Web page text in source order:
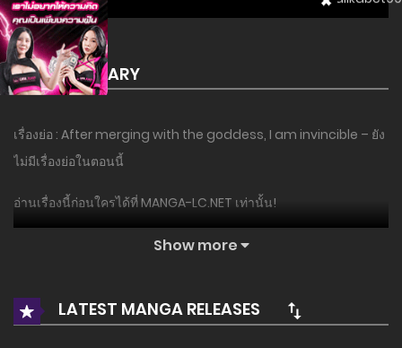
SUMMARY
เรื่องย่อ : After merging with the goddess, I am invincible – ยัง
ไม่มีเรื่องย่อในตอนนี้
อ่านเรื่องนี้ก่อนใครได้ที่ MANGA-LC.NET เท่านั้น!
Show more
LATEST MANGA RELEASES